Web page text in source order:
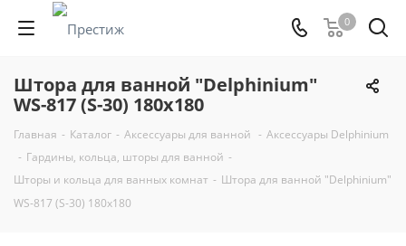
0
Штора для ванной "Delphinium"
WS-817 (S-30) 180х180
Главная - Каталог - Аксессуары для ванной - Аксессуары Delphinium
- Гардины, кольца, шторы для ванной -
Шторы и кольца для ванных комнат - Штора для ванной "Delphinium"
WS-817 (S-30) 180х180